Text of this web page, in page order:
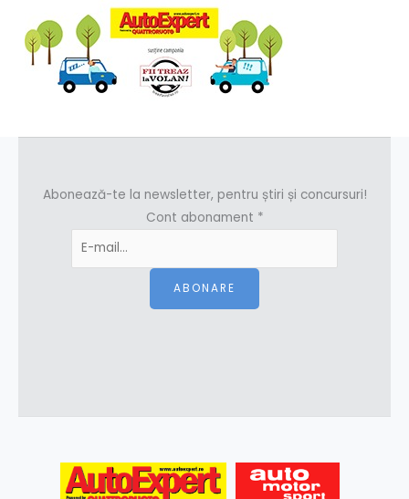
Abonează-te la newsletter, pentru știri și concursuri!
Cont abonament *
ABONARE